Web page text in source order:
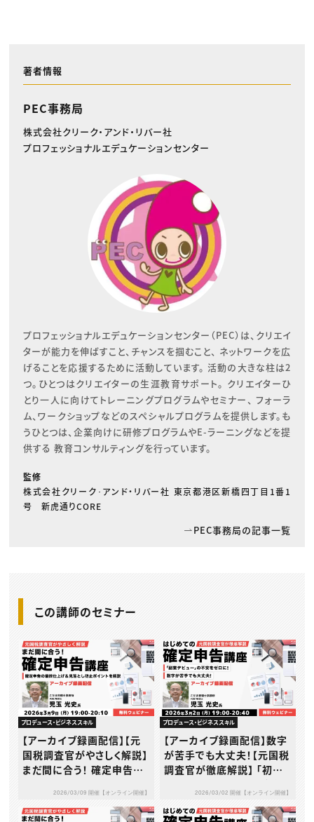
著者情報
PEC事務局
株式会社クリーク・アンド・リバー社
プロフェッショナルエデュケーションセンター
プロフェッショナルエデュケーションセンター（PEC）は、クリエイ
ターが能力を伸ばすこと、チャンスを掴むこと、 ネットワークを広
げることを応援するために活動しています。 活動の大きな柱は2
つ。ひとつはクリエイターの生涯教育サポート。 クリエイターひ
とり一人に向けてトレーニングプログラムやセミナー、 フォーラ
ム、ワークショップなどのスペシャルプログラムを提供します。も
うひとつは、企業向けに研修プログラムやE-ラーニングなどを提
供する 教育コンサルティングを行っています。
監修
株式会社クリーク･アンド・リバー社 東京都港区新橋四丁目1番1
号 新虎通りCORE
PEC事務局の記事一覧
この講師のセミナー
プロデュース・ビジネススキル
【アーカイブ録画配信】【元
国税調査官がやさしく解説】
まだ間に合う！ 確定申告の
ポイント解説講座
2026/03/09 開催【オンライン開催】
プロデュース・ビジネススキル
【アーカイブ録画配信】数字
が苦手でも大丈夫！【元国税
調査官が徹底解説】 「初め
ての確定申告」「副業デビュ
ー」の不安をゼロにする や
さしい基礎講座
2026/03/02 開催【オンライン開催】